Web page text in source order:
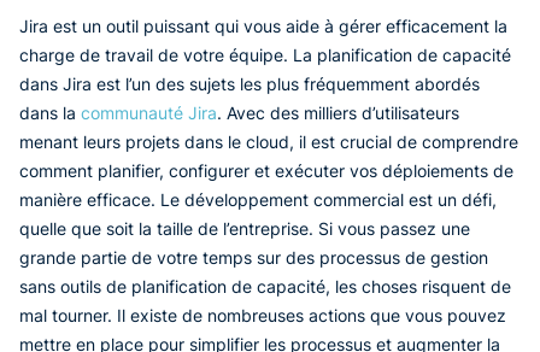
Jira est un outil puissant qui vous aide à gérer efficacement la
charge de travail de votre équipe. La planification de capacité
dans Jira est l’un des sujets les plus fréquemment abordés
dans la communauté Jira. Avec des milliers d’utilisateurs
menant leurs projets dans le cloud, il est crucial de comprendre
comment planifier, configurer et exécuter vos déploiements de
manière efficace. Le développement commercial est un défi,
quelle que soit la taille de l’entreprise. Si vous passez une
grande partie de votre temps sur des processus de gestion
sans outils de planification de capacité, les choses risquent de
mal tourner. Il existe de nombreuses actions que vous pouvez
mettre en place pour simplifier les processus et augmenter la